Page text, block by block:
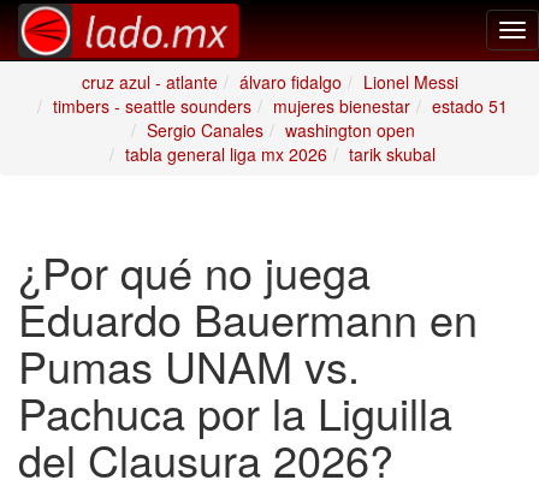
cruz azul - atlante
álvaro fidalgo
Lionel Messi
timbers - seattle sounders
mujeres bienestar
estado 51
Sergio Canales
washington open
tabla general liga mx 2026
tarik skubal
¿Por qué no juega
Eduardo Bauermann en
Pumas UNAM vs.
Pachuca por la Liguilla
del Clausura 2026?